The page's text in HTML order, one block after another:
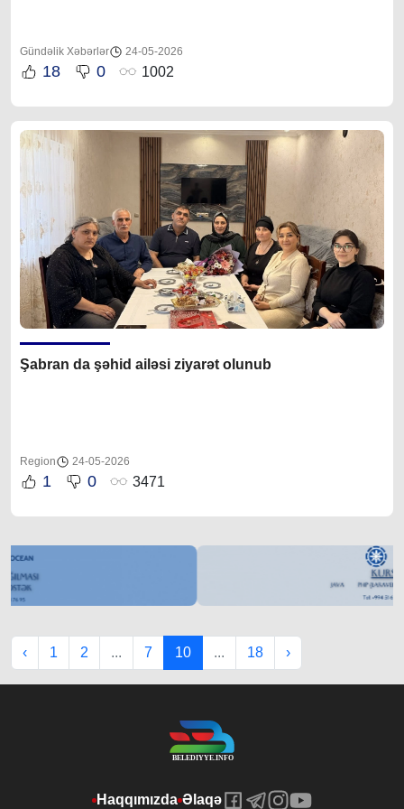
Gündəlik Xəbərlər 24-05-2026
18 0 1002
Şabran da şəhid ailəsi ziyarət olunub
Region 24-05-2026
1 0 3471
‹ 1 2 ... 7 10 ... 18 ›
Haqqımızda Əlaqə